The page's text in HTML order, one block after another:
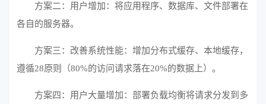
方案二：用户增加：将应用程序、数据库、文件部署在
各自的服务器。
方案三：改善系统性能：增加分布式缓存、本地缓存，
遵循28原则（80%的访问请求落在20%的数据上）。
方案四：用户大量增加：部署负载均衡将请求分发到多